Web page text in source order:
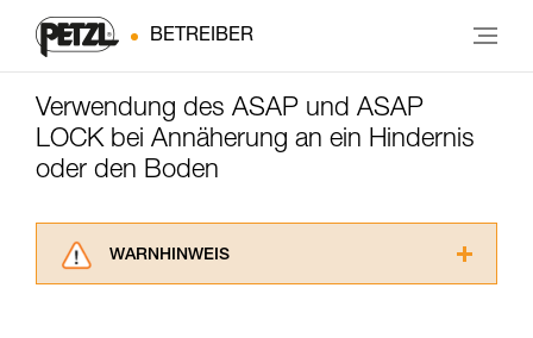
BETREIBER
Verwendung des ASAP und ASAP
LOCK bei Annäherung an ein Hindernis
oder den Boden
WARNHINWEIS